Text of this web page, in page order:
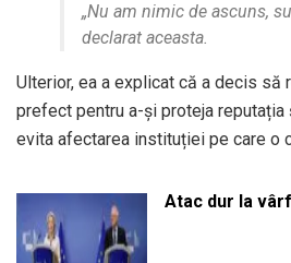
„Nu am nimic de ascuns,
declarat aceasta.
Ulterior, ea a explicat că a decis să
prefect pentru a-și proteja reputația
evita afectarea instituției pe care o
Atac dur la